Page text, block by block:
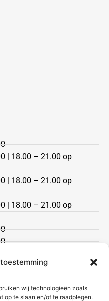
wij technologieën zoals
op te slaan en/of te raadplegen.
| 18.00 – 21.00 op
| 18.00 – 21.00 op
| 18.00 – 21.00 op